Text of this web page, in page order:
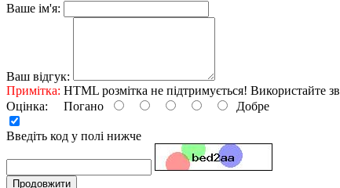
Ваше ім'я:
Ваш відгук:
Примітка: HTML розмітка не підтримується! Використайте
Оцінка: Погано Добре
Введіть код у полі нижче
Продовжити